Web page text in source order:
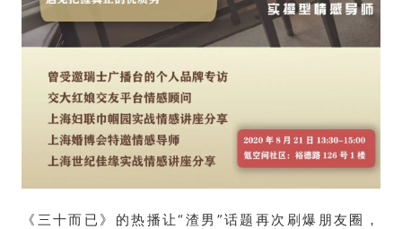
《三十而已》的热播让“渣男”话题再次刷爆朋友圈，